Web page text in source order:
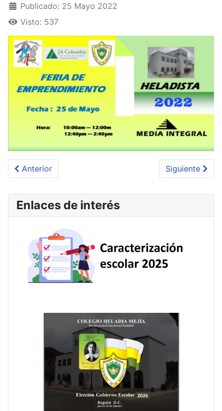
Publicado: 25 Mayo 2022
Visto: 537
Artículo anterior: INFORMACIÓN DEL DIA 27 DE
Anterior Artículo
Siguiente
Enlaces de interés